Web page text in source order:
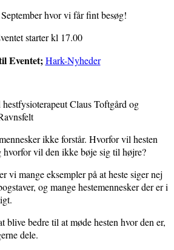
hvor vi får fint besøg!
starter kl 17.00
Eventet; Hark-Nyheder
Claus Toftgård og
ikke forstår. Hvorfor vil hesten
vil den ikke bøje sig til højre?
vi mange eksempler på at heste siger nej
og mange hestemennesker der er i
blive bedre til at møde hesten hvor den er,
dele.